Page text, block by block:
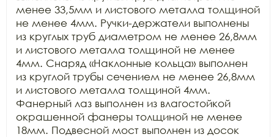
менее 33,5мм и листового металла толщиной
не менее 4мм. Ручки-держатели выполнены
из круглых труб диаметром не менее 26,8мм
и листового металла толщиной не менее
4мм. Снаряд «Наклонные кольца» выполнен
из круглой трубы сечением не менее 26,8мм
и листового металла толщиной 4мм.
Фанерный лаз выполнен из влагостойкой
окрашенной фанеры толщиной не менее
18мм. Подвесной мост выполнен из досок